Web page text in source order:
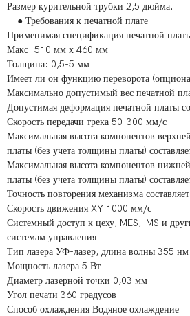
Размер курительной трубки 2,5 дюйма.
-- ● Требования к печатной плате
Применимая спецификация печатной
Макс: 510 мм х 460 мм
Толщина: 0,5-5 мм
Имеет ли он функцию переворота
Максимально допустимый вес печатной
Допустимая деформация печатной платы
Скорость передачи трека 50-300 мм/с
Максимальная высота компонентов
платы (без учета толщины платы)
Максимальная высота компонентов
платы (без учета толщины платы)
Точность повторения механизма
Скорость движения XY 1000 мм/с
Системный доступ к цеху, MES, IMS и
системам управления.
Тип лазера УФ-лазер, длина волны 355 нм
Мощность лазера 5 Вт
Диаметр лазерной точки 0,03 мм
Угол печати 360 градусов
Способ охлаждения Водяное охлаждение